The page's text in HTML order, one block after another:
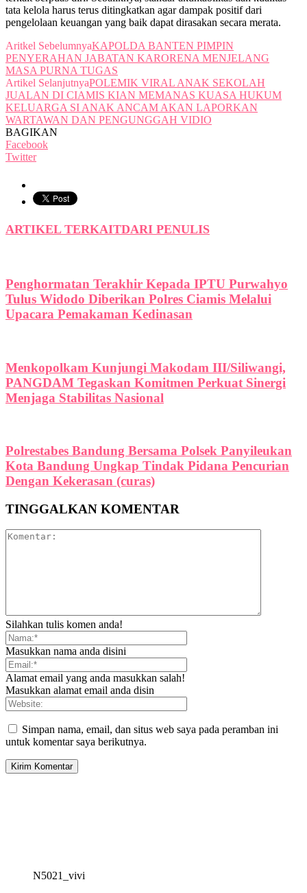
tata kelola harus terus ditingkatkan agar dampak positif dari
pengelolaan keuangan yang baik dapat dirasakan secara merata.
Aritkel SebelumnyaKAPOLDA BANTEN PIMPIN
PENYERAHAN JABATAN KARORENA MENJELANG
MASA PURNA TUGAS
Artikel SelanjutnyaPOLEMIK VIRAL ANAK SEKOLAH
JUALAN DI CIAMIS KIAN MEMANAS KUASA HUKUM
KELUARGA SI ANAK ANCAM AKAN LAPORKAN
WARTAWAN DAN PENGUNGGAH VIDIO
BAGIKAN
Facebook
Twitter
ARTIKEL TERKAITDARI PENULIS
Penghormatan Terakhir Kepada IPTU Purwahyo
Tulus Widodo Diberikan Polres Ciamis Melalui
Upacara Pemakaman Kedinasan
Menkopolkam Kunjungi Makodam III/Siliwangi,
PANGDAM Tegaskan Komitmen Perkuat Sinergi
Menjaga Stabilitas Nasional
Polrestabes Bandung Bersama Polsek Panyileukan
Kota Bandung Ungkap Tindak Pidana Pencurian
Dengan Kekerasan (curas)
TINGGALKAN KOMENTAR
Silahkan tulis komen anda!
Masukkan nama anda disini
Alamat email yang anda masukkan salah!
Masukkan alamat email anda disin
Simpan nama, email, dan situs web saya pada peramban ini
untuk komentar saya berikutnya.
N5021_vivi